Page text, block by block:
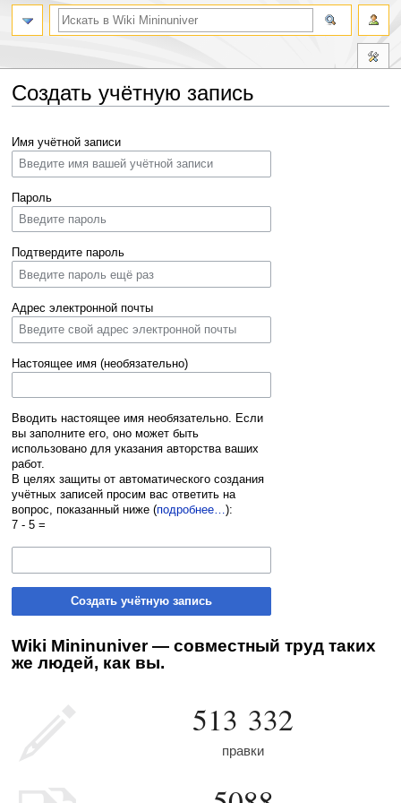
Создать учётную запись
к
навигации
к
поиску
Имя учётной записи
Пароль
Подтвердите пароль
Адрес электронной почты
Настоящее имя (необязательно)
Вводить настоящее имя необязательно. Если
вы заполните его, оно может быть
использовано для указания авторства ваших
работ.
В целях защиты от автоматического создания
учётных записей просим вас ответить на
вопрос, показанный ниже (подробнее…):
7 - 5 =
Создать учётную запись
Wiki Mininuniver — совместный труд таких
же людей, как вы.
513 332
правки